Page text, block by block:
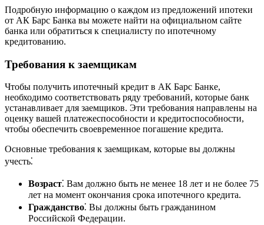
Подробную информацию о каждом из предложений ипотеки
от АК Барс Банка вы можете найти на официальном сайте
банка или обратиться к специалисту по ипотечному
кредитованию.
Требования к заемщикам
Чтобы получить ипотечный кредит в АК Барс Банке,
необходимо соответствовать ряду требований, которые банк
устанавливает для заемщиков. Эти требования направлены на
оценку вашей платежеспособности и кредитоспособности,
чтобы обеспечить своевременное погашение кредита.
Основные требования к заемщикам, которые вы должны
учесть⁚
Возраст⁚ Вам должно быть не менее 18 лет и не более 75
лет на момент окончания срока ипотечного кредита.
Гражданство⁚ Вы должны быть гражданином
Российской Федерации.